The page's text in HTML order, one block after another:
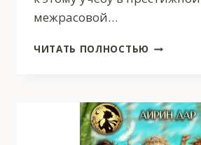
межрасовой…
ЧИТАТЬ ПОЛНОСТЬЮ ИСТИННАЯ